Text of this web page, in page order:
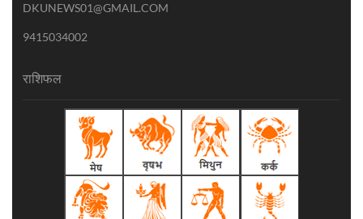
DKUNEWS01@GMAIL.COM
9415034002
राशिफल